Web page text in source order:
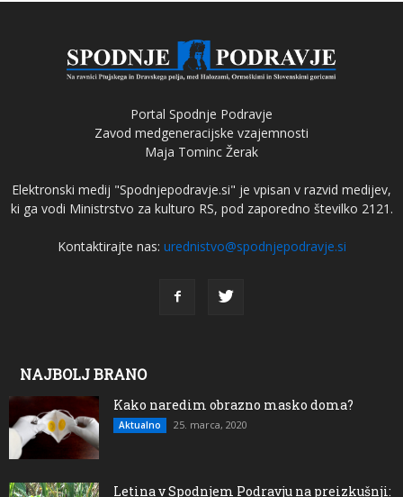
Portal Spodnje Podravje
Zavod medgeneracijske vzajemnosti
Maja Tominc Žerak
Elektronski medij "Spodnjepodravje.si" je vpisan v razvid medijev,
ki ga vodi Ministrstvo za kulturo RS, pod zaporedno številko 2121.
Kontaktirajte nas: urednistvo@spodnjepodravje.si
NAJBOLJ BRANO
Kako naredim obrazno masko doma?
Aktualno 25. marca, 2020
Letina v Spodnjem Podravju na preizkušnji: